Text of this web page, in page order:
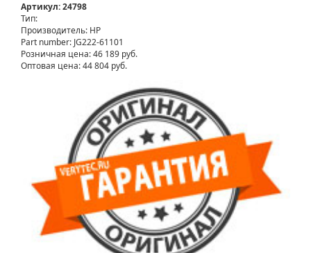
Артикул: 24798
Тип:
Производитель: HP
Part number: JG222-61101
Розничная цена:46 189 руб.
Оптовая цена: 44 804 руб.